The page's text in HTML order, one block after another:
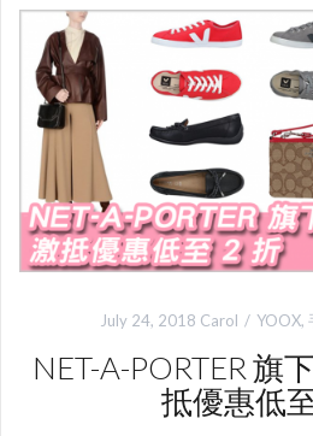
July 24, 2018 Carol YOOX,
NET-A-PORTER 旗
抵優惠低